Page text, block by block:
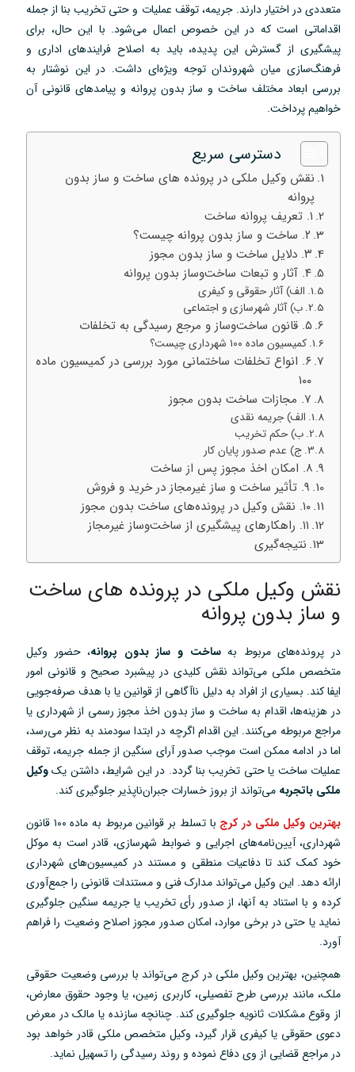
متعددی در اختیار دارند. جریمه، توقف عملیات و حتی تخریب بنا از جمله
اقداماتی است که در این خصوص اعمال می‌شود. با این حال، برای
پیشگیری از گسترش این پدیده، باید به اصلاح فرایندهای اداری و
فرهنگ‌سازی میان شهروندان توجه ویژه‌ای داشت. در این نوشتار به
بررسی ابعاد مختلف ساخت و ساز بدون پروانه و پیامدهای قانونی آن
خواهیم پرداخت.
دسترسی سریع
نقش وکیل ملکی در پرونده های ساخت و ساز بدون
پروانه
۱. تعریف پروانه ساخت
۲. ساخت و ساز بدون پروانه چیست؟
۳. دلایل ساخت و ساز بدون مجوز
۴. آثار و تبعات ساخت‌وساز بدون پروانه
الف) آثار حقوقی و کیفری
ب) آثار شهرسازی و اجتماعی
۵. قانون ساخت‌وساز و مرجع رسیدگی به تخلفات
کمیسیون ماده ۱۰۰ شهرداری چیست؟
۶. انواع تخلفات ساختمانی مورد بررسی در کمیسیون ماده
۱۰۰
۷. مجازات ساخت بدون مجوز
الف) جریمه نقدی
ب) حکم تخریب
ج) عدم صدور پایان کار
۸. امکان اخذ مجوز پس از ساخت
۹. تأثیر ساخت و ساز غیرمجاز در خرید و فروش
۱۰. نقش وکیل در پرونده‌های ساخت بدون مجوز
۱۱. راهکارهای پیشگیری از ساخت‌وساز غیرمجاز
نتیجه‌گیری
نقش وکیل ملکی در پرونده های ساخت
و ساز بدون پروانه
در پرونده‌های مربوط بهساخت و ساز بدون پروانه، حضور وکیل
متخصص ملکی می‌تواند نقش کلیدی در پیشبرد صحیح و قانونی امور
ایفا کند. بسیاری از افراد به دلیل ناآگاهی از قوانین یا با هدف صرفه‌جویی
در هزینه‌ها، اقدام به ساخت و ساز بدون اخذ مجوز رسمی از شهرداری یا
مراجع مربوطه می‌کنند. این اقدام اگرچه در ابتدا سودمند به نظر می‌رسد،
اما در ادامه ممکن است موجب صدور آرای سنگین از جمله جریمه، توقف
عملیات ساخت یا حتی تخریب بنا گردد. در این شرایط، داشتن یکوکیل
ملکی باتجربه می‌تواند از بروز خسارات جبران‌ناپذیر جلوگیری کند.
بهترین وکیل ملکی در کرج
با تسلط بر قوانین مربوط به ماده ۱۰۰ قانون
شهرداری، آیین‌نامه‌های اجرایی و ضوابط شهرسازی، قادر است به موکل
خود کمک کند تا دفاعیات منطقی و مستند در کمیسیون‌های شهرداری
ارائه دهد. این وکیل می‌تواند مدارک فنی و مستندات قانونی را جمع‌آوری
کرده و با استناد به آنها، از صدور رأی تخریب یا جریمه سنگین جلوگیری
نماید یا حتی در برخی موارد، امکان صدور مجوز اصلاح وضعیت را فراهم
آورد.
همچنین، بهترین وکیل ملکی در کرج می‌تواند با بررسی وضعیت حقوقی
ملک، مانند بررسی طرح تفصیلی، کاربری زمین، یا وجود حقوق معارض،
از وقوع مشکلات ثانویه جلوگیری کند. چنانچه سازنده یا مالک در معرض
دعوی حقوقی یا کیفری قرار گیرد، وکیل متخصص ملکی قادر خواهد بود
در مراجع قضایی از وی دفاع نموده و روند رسیدگی را تسهیل نماید.